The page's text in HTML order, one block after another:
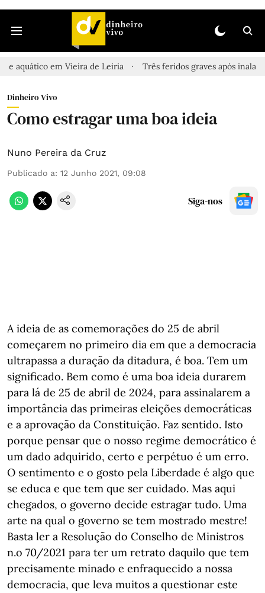
Vieira de Leiria Três feridos graves após inalação de
Dinheiro Vivo
Como estragar uma boa ideia
Nuno Pereira da Cruz
Publicado a: 12 Junho 2021, 09:08
Siga-nos
A ideia de as comemorações do 25 de abril
começarem no primeiro dia em que a democracia
ultrapassa a duração da ditadura, é boa. Tem um
significado. Bem como é uma boa ideia durarem
para lá de 25 de abril de 2024, para assinalarem a
importância das primeiras eleições democráticas
e a aprovação da Constituição. Faz sentido. Isto
porque pensar que o nosso regime democrático é
um dado adquirido, certo e perpétuo é um erro.
O sentimento e o gosto pela Liberdade é algo que
se educa e que tem que ser cuidado. Mas aqui
chegados, o governo decide estragar tudo. Uma
arte na qual o governo se tem mostrado mestre!
Basta ler a Resolução do Conselho de Ministros
n.o 70/2021 para ter um retrato daquilo que tem
precisamente minado e enfraquecido a nossa
democracia, que leva muitos a questionar este